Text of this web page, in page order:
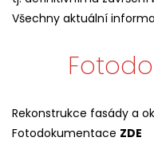
Všechny aktuální
Rekonstrukce fasády a
Fotodokumentace ZDE